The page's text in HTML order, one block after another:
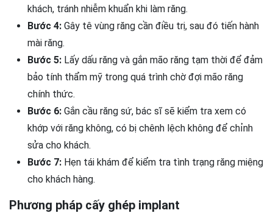
khách, tránh nhiễm khuẩn khi làm răng.
Bước 4: Gây tê vùng răng cần điều trị, sau đó tiến hành
mài răng.
Bước 5: Lấy dấu răng và gắn mão răng tạm thời để đảm
bảo tính thẩm mỹ trong quá trình chờ đợi mão răng
chính thức.
Bước 6: Gắn cầu răng sứ, bác sĩ sẽ kiểm tra xem có
khớp với răng không, có bị chênh lệch không để chỉnh
sửa cho khách.
Bước 7: Hẹn tái khám để kiểm tra tình trạng răng miệng
cho khách hàng.
Phương pháp cấy ghép implant